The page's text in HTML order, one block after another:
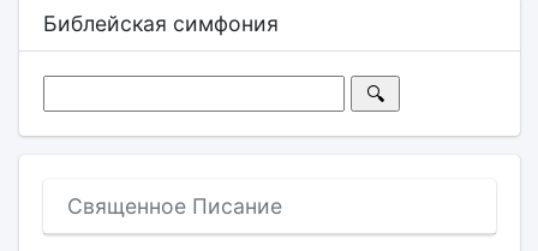
Библейская симфония
Священное Писание